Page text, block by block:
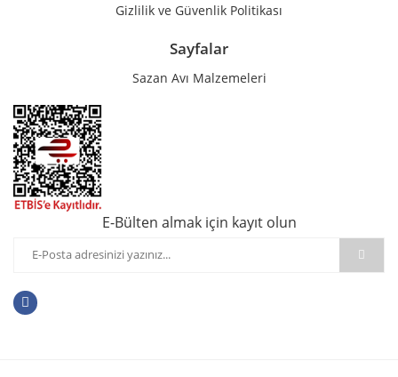
Gizlilik ve Güvenlik Politikası
Sayfalar
Sazan Avı Malzemeleri
E-Bülten almak için kayıt olun